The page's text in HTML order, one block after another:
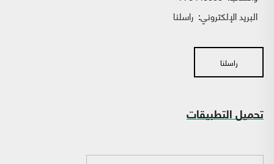
البريد الإلكتروني: راسلنا
راسلنا
تحميل التطبيقات